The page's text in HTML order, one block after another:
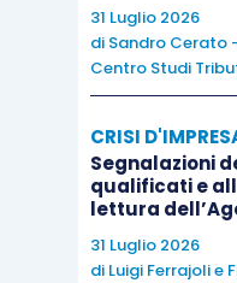
un autonomo bene
trasporto/spedizione.
Risulta, invece, del
normativa l’ipotesi
residente, pur non
custodia allo stesso
31 Luglio 2026
di Sandro Cerato
Centro Studi
CRISI
Segnalazioni
qualificati e
lettura
31 Luglio 2026
di Luigi Ferrajolie